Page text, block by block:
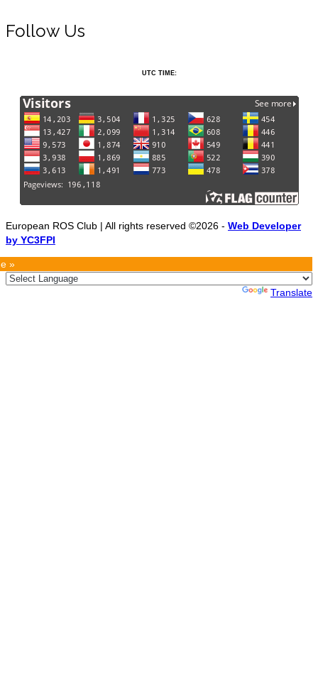
Follow Us
UTC TIME:
European ROS Club | All rights reserved ©2026 - Web Developer
by YC3FPI
»
Translate